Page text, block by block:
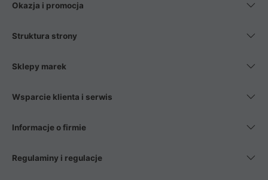
Okazja i promocja
Struktura strony
Sklepy marek
Wsparcie klienta i serwis
Informacje o firmie
Regulaminy i regulacje